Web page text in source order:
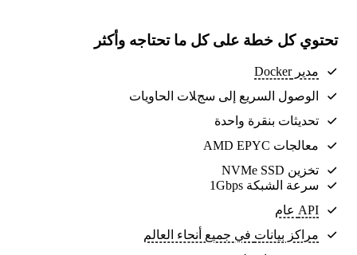
تحتوي كل خطة على كل ما تحتاجه وأكثر
مدير Docker
الوصول السريع إلى سجلات الحاويات
تحديثات بنقرة واحدة
معالجات AMD EPYC
تخزين NVMe SSD
سرعة الشبكة 1Gbps
API عام
مراكز بيانات في جميع أنحاء العالم